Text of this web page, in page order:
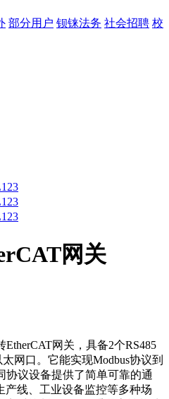
部分用户 钡铼法务 社会招聘 校
网关
网关，具备2个RS485
网口。它能实现Modbus协议到
协议设备提供了简单可靠的通
线、工业设备监控等多种场